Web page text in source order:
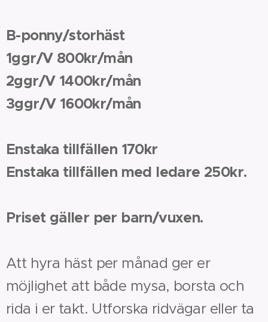
B-ponny/storhäst
1ggr/V 800kr/mån
2ggr/V 1400kr/mån
3ggr/V 1600kr/mån
Enstaka tillfällen 170kr
Enstaka tillfällen med ledare 250kr.
Priset gäller per barn/vuxen.
Att hyra häst per månad ger er
möjlighet att både mysa, borsta och
rida i er takt. Utforska ridvägar eller ta